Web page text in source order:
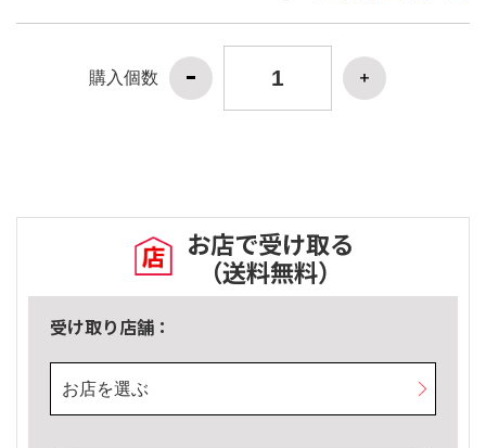
購入個数
お店で受け取る
（送料無料）
受け取り店舗：
お店を選ぶ